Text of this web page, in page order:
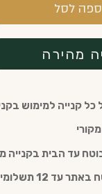
לסל
מהירה
עד 12 תשלומים